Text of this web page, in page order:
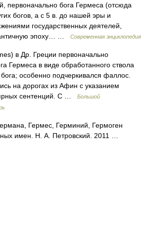
первоначально бога Гермеса (отсюда
богов, а с 5 в. до нашей эры и
государственных деятелей,
эпоху… …
Современная энциклопедия
в Др. Греции первоначально
Гермеса в виде обработанного ствола
особенно подчеркивался фаллос.
на дорогах из Афин с указанием
сентенций. С …
Большой
Гермес, Герминий, Гермоген
имен. Н. А. Петровский. 2011 …